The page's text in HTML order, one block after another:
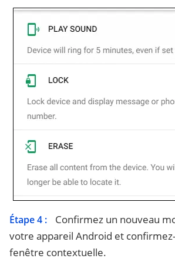
Étape 4 :
Confirmez un nouveau
votre appareil Android et
fenêtre contextuelle.